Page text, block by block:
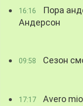
16:16
Пора
Андерсон
09:58 Сезон
17:17 Avero